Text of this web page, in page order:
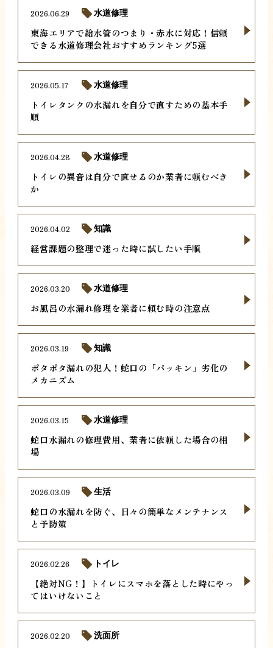
東海エリアで給水管のつまり・赤水に対応！信頼
できる水道修理会社おすすめランキング5選
2026.06.29 水道修理
トイレタンクの水漏れを自分で直すための基本手
順
2026.05.17 水道修理
トイレの異音は自分で直せるのか業者に頼むべき
か
2026.04.28 水道修理
経営課題の整理で迷った時に試したい手順
2026.04.02 知識
お風呂の水漏れ修理を業者に頼む時の注意点
2026.03.20 水道修理
ポタポタ漏れの犯人！蛇口の「パッキン」劣化の
メカニズム
2026.03.19 知識
蛇口水漏れの修理費用、業者に依頼した場合の相
場
2026.03.15 水道修理
蛇口の水漏れを防ぐ、日々の簡単なメンテナンス
と予防策
2026.03.09 生活
【絶対NG！】トイレにスマホを落とした時にやっ
てはいけないこと
2026.02.26 トイレ
2026.02.20 洗面所